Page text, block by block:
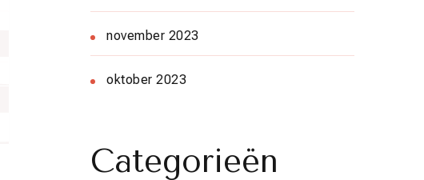
november 2023
oktober 2023
Categorieën